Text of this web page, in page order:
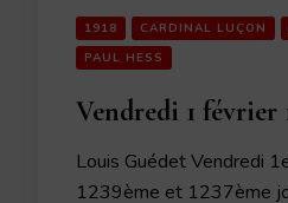
1918 CARDINAL LUÇON
PAUL HESS
Vendredi 1 février
Louis Guédet Vendredi
1239ème et 1237ème